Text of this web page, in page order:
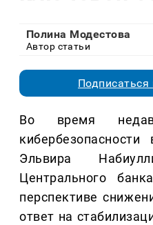
Полина Модестова
Автор статьи
Во время
Эльвира
Центрального
перспективе
ответ на